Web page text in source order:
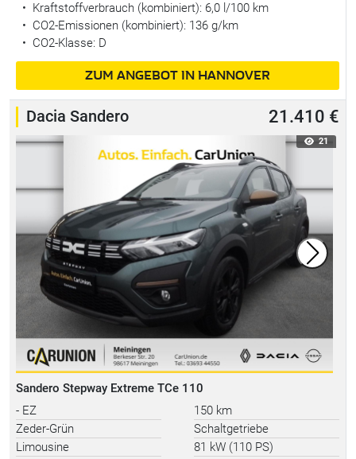
•
Kraftstoffverbrauch (kombiniert): 6,0 l/100 km
• CO2-Emissionen (kombiniert): 136 g/km
• CO2-Klasse: D
ZUM ANGEBOT IN HANNOVER
Dacia Sandero 21.410 €
21
Sandero Stepway Extreme TCe 110
- EZ
150 km
Zeder-Grün
Schaltgetriebe
Limousine
81 kW (110 PS)